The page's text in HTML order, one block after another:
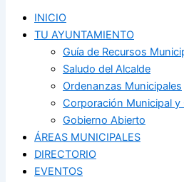
INICIO
TU AYUNTAMIENTO
Guía de Recursos
Saludo del Alcalde
Ordenanzas Municipales
Corporación Municipal y
Gobierno Abierto
ÁREAS MUNICIPALES
DIRECTORIO
EVENTOS